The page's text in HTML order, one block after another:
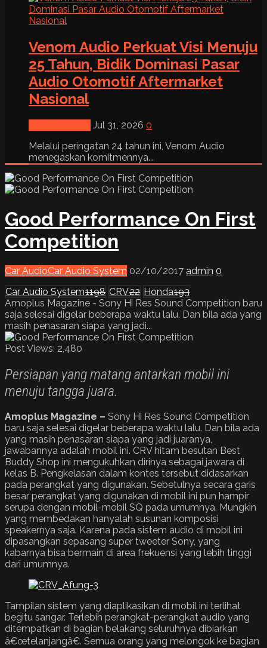
Venom Audio Perkuat Visi Menuju
25 Tahun, Bidik Dominasi Pasar
Audio Otomotif Aftermarket
Nasional
Jul 31, 2026 0
Melalui peringatan 24 tahun ini, Venom Audio
menegaskan komitmennya...
Good Performance On First
Competition
Car AudioCar Audio System 02/10/2017 admin 0
Car Audio System1198 CRV22 Honda193
Amoplus Magazine - Sony Hi Res Sound Competition baru
saja selesai digelar beberapa waktu lalu. Dan bila ada yang
masih penasaran siapa yang jadi...
Post Views: 2,480
Persiapan yang matang antarkan mobil ini
menuju tangga juara.
Amoplus Magazine – Sony Hi Res Sound Competition
baru saja selesai digelar beberapa waktu lalu. Dan bila ada
yang masih penasaran siapa yang jadi juaranya,
jawabannya adalah mobil ini. CRV hitam besutan Best
Buddy Shop ini mengukuhkan dirinya sebagai jawara di
kelas B. Pengkelasan dalam kontes tersebut didasarkan
pada perangkat yang digunakan. Sebetulnya secara garis
besar perangkat yang digunakan di mobil ini pun hampir
serupa dengan mobil-mobil SQ pada umumnya. Mungkin
yang membedakan hanyalah susunan komposisi
speakernya saja. Karena pada sistem audio di mobil ini
dipasangkan sepasang super tweeter Sony, yang
kabarnya bisa bermain di area frekuensi yang lebih tinggi
dari umumnya.
Tampilan sistem yang diaplikasikan di mobil ini terlihat
begitu sangar. Terlebih perangkat-perangkat audio yang
ditempatkan di bagian belakang seluruhnya dibiarkan
â€œtelanjangâ€. Semua orang yang melongok ke bagian